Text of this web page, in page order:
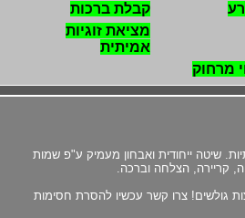
קבלת ברכות
מציאת זוגיות
אמיתית
מרחוק
שיטה ייחודית ואבחון מעמיק ע"פ שמות
גולשים! צרו קשר עכשיו להסרת חסימות